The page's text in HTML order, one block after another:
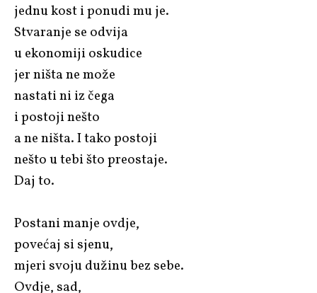
jednu kost i ponudi mu je.
Stvaranje se odvija
u ekonomiji oskudice
jer ništa ne može
nastati ni iz čega
i postoji nešto
a ne ništa. I tako postoji
nešto u tebi što preostaje.
Daj to.
Postani manje ovdje,
povećaj si sjenu,
mjeri svoju dužinu bez sebe.
Ovdje, sad,